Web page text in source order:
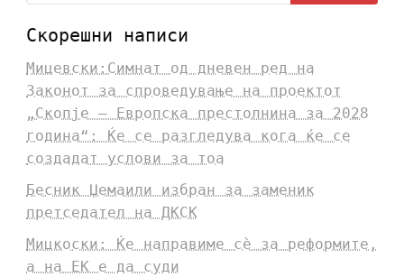
Скорешни написи
Мицевски:Симнат од дневен ред на
Законот за спроведување на проектот
„Скопје – Европска престолнина за 2028
година“: Ќе се разгледува кога ќе се
создадат услови за тоа
Бесник Џемаили избран за заменик
претседател на ДКСК
Мицкоски: Ќе направиме сè за реформите,
а на ЕК е да суди